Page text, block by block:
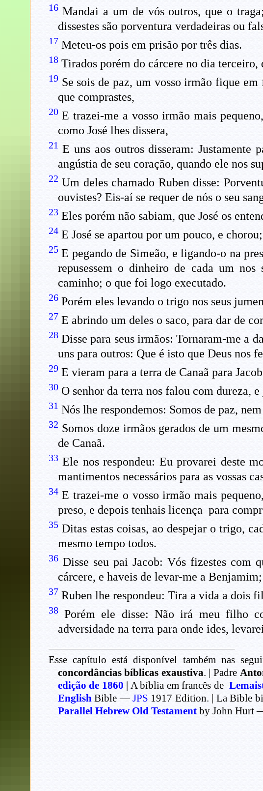
16 Mandai a um de vós outros, que o
dissestes são porventura verdadeiras ou
17 Meteu-os pois em prisão por três dias.
18 Tirados porém do cárcere no dia terceiro,
19 Se sois de paz, um vosso irmão fique
que comprastes,
20 E trazei-me a vosso irmão mais
como José lhes dissera,
21 E uns aos outros disseram: Justamente
angústia de seu coração, quando ele nos
22 Um deles chamado Ruben disse:
ouvistes? Eis-aí se requer de nós o seu
23 Eles porém não sabiam, que José os
24 E José se apartou por um pouco, e
25 E pegando de Simeão, e ligando-o na
repusessem o dinheiro de cada um nos
caminho; o que foi logo executado.
26 Porém eles levando o trigo nos seus
27 E abrindo um deles o saco, para dar de
28 Disse para seus irmãos: Tornaram-me a
uns para outros: Que é isto que Deus nos
29 E vieram para a terra de Canaã para
30 O senhor da terra nos falou com dureza,
31 Nós lhe respondemos: Somos de paz,
32 Somos doze irmãos gerados de um
de Canaã.
33 Ele nos respondeu: Eu provarei deste
mantimentos necessários para as vossas
34 E trazei-me o vosso irmão mais
preso, e depois tenhais licença para
35 Ditas estas coisas, ao despejar o trigo,
mesmo tempo todos.
36 Disse seu pai Jacob: Vós fizestes com
cárcere, e haveis de levar-me a
37 Ruben lhe respondeu: Tira a vida a dois
38 Porém ele disse: Não irá meu filho
adversidade na terra para onde ides,
Esse capítulo está disponível também nas
concordâncias bíblicas exaustiva. | Padre
edição de 1860 | A bíblia em francês de
English Bible —JPS 1917 Edition. | La Bible
Parallel Hebrew Old Testament by John Hurt